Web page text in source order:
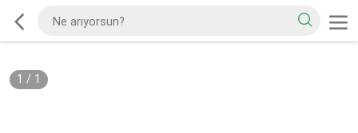
1 / 1